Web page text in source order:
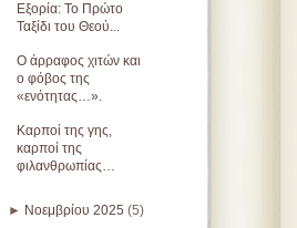
Εξορία: Το Πρώτο
Ταξίδι του Θεού...
Ο άρραφος χιτών και
ο φόβος της
«ενότητας…».
Καρποί της γης,
καρποί της
φιλανθρωπίας…
► Νοεμβρίου 2025 (5)